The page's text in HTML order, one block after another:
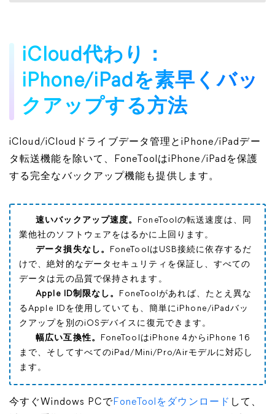
iCloud代わり：
iPhone/iPadを素早くバッ
クアップする方法
iCloud/iCloudドライブデータ管理とiPhone/iPadデー
タ転送機能を除いて、FoneToolはiPhone/iPadを保護
する完全なバックアップ機能も提供します。
速いバックアップ速度。 FoneToolの転送速度は、同
業他社のソフトウェアをはるかに上回ります。
データ損失なし。 FoneToolはUSB接続に依存するだ
けで、絶対的なデータセキュリティを保証し、すべての
データは元の品質で保持されます。
Apple ID制限なし。 FoneToolがあれば、たとえ異な
るApple IDを使用していても、簡単にiPhone/iPadバッ
クアップを別のiOSデバイスに復元できます。
幅広い互換性。 FoneToolはiPhone 4からiPhone 16
まで、そしてすべてのiPad/Mini/Pro/Airモデルに対応し
ます。
今すぐWindows PCでFoneToolをダウンロード して、